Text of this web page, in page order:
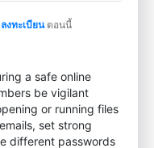
ลงทะเบียนตอนนี้
a safe online
be vigilant
or running files
set strong
different passwords